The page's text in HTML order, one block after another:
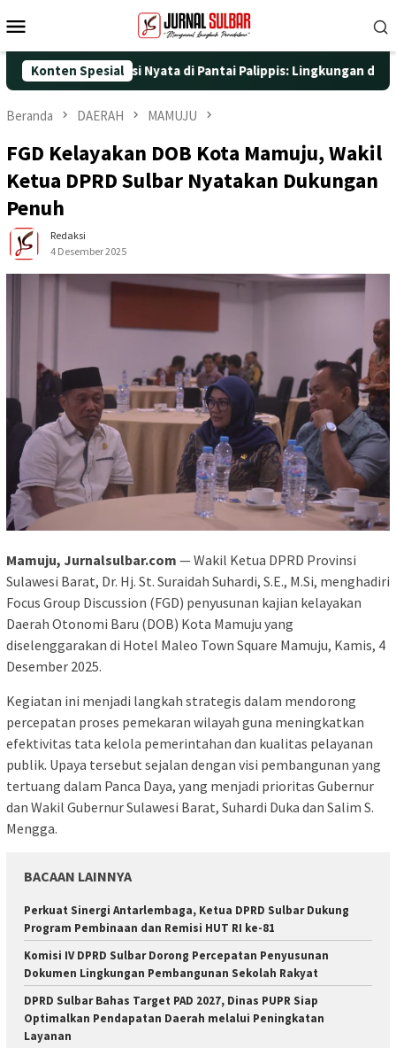
ke
Mobile
Konten Spesial
dengan Aksi Nyata di Pantai Palippis: Lingkungan dan
Beranda DAERAH MAMUJU
FGD Kelayakan DOB Kota Mamuju, Wakil
Ketua DPRD Sulbar Nyatakan Dukungan
Penuh
Redaksi
4 Desember 2025
Mamuju, Jurnalsulbar.com — Wakil Ketua DPRD Provinsi
Sulawesi Barat, Dr. Hj. St. Suraidah Suhardi, S.E., M.Si, menghadiri
Focus Group Discussion (FGD) penyusunan kajian kelayakan
Daerah Otonomi Baru (DOB) Kota Mamuju yang
diselenggarakan di Hotel Maleo Town Square Mamuju, Kamis, 4
Desember 2025.
Kegiatan ini menjadi langkah strategis dalam mendorong
percepatan proses pemekaran wilayah guna meningkatkan
efektivitas tata kelola pemerintahan dan kualitas pelayanan
publik. Upaya tersebut sejalan dengan visi pembangunan yang
tertuang dalam Panca Daya, yang menjadi prioritas Gubernur
dan Wakil Gubernur Sulawesi Barat, Suhardi Duka dan Salim S.
Mengga.
BACAAN LAINNYA
Perkuat Sinergi Antarlembaga, Ketua DPRD Sulbar Dukung
Program Pembinaan dan Remisi HUT RI ke-81
Komisi IV DPRD Sulbar Dorong Percepatan Penyusunan
Dokumen Lingkungan Pembangunan Sekolah Rakyat
DPRD Sulbar Bahas Target PAD 2027, Dinas PUPR Siap
Optimalkan Pendapatan Daerah melalui Peningkatan
Layanan